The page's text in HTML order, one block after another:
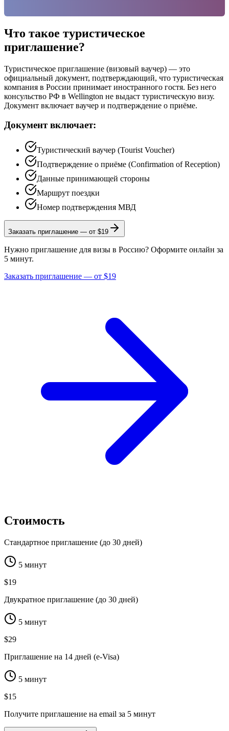
Что такое туристическое
приглашение?
Туристическое приглашение (визовый ваучер) — это
официальный документ, подтверждающий, что туристическая
компания в России принимает иностранного гостя. Без него
консульство РФ в Wellington не выдаст туристическую визу.
Документ включает ваучер и подтверждение о приёме.
Документ включает:
Туристический ваучер (Tourist Voucher)
Подтверждение о приёме (Confirmation of Reception)
Данные принимающей стороны
Маршрут поездки
Номер подтверждения МВД
Заказать приглашение — от $19
Нужно приглашение для визы в Россию? Оформите онлайн за
5 минут.
Заказать приглашение — от $19
Стоимость
Стандартное приглашение (до 30 дней)
5 минут
$19
Двукратное приглашение (до 30 дней)
5 минут
$29
Приглашение на 14 дней (e-Visa)
5 минут
$15
Получите приглашение на email за 5 минут